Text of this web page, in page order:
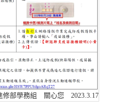
修部學務組 關心您 2023.3.17